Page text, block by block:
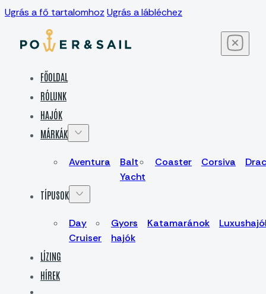
Ugrás a fő tartalomhoz Ugrás a lábléchez
FŐOLDAL
RÓLUNK
HAJÓK
MÁRKÁK
Aventura
Balt
Yacht
Coaster Corsiva
TÍPUSOK
Day
Cruiser
Gyors
hajók
Katamaránok
LÍZING
HÍREK